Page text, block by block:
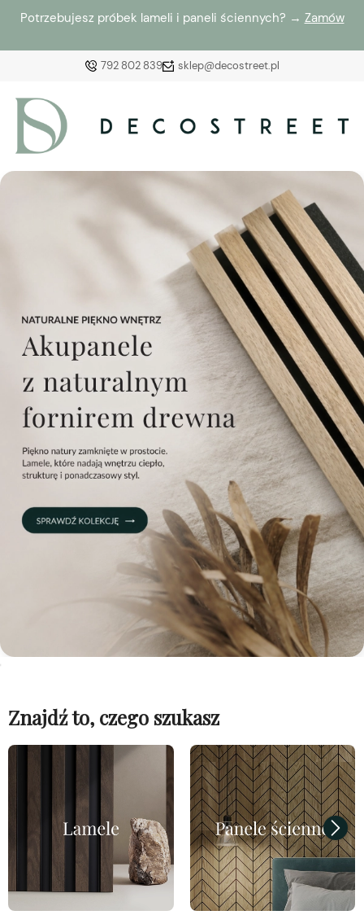
Potrzebujesz próbek lameli i paneli ściennych? → Zamów
792 802 839 sklep@decostreet.pl
Załóż konto
Wybierz coś dla siebie z naszej aktualnej oferty lub
zaloguj się, aby przywrócić dodane produkty do listy
z poprzedniej sesji.
Znajdź to, czego szukasz